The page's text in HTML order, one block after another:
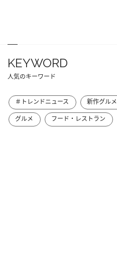
KEYWORD
人気のキーワード
＃トレンドニュース 新作グルメ
グルメ
フード・レストラン